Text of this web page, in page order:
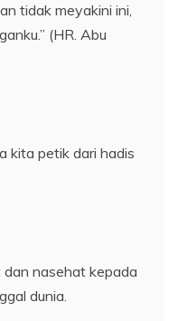
tidak meyakini ini,
(HR. Abu
kita petik dari hadis
nasehat kepada
dunia.